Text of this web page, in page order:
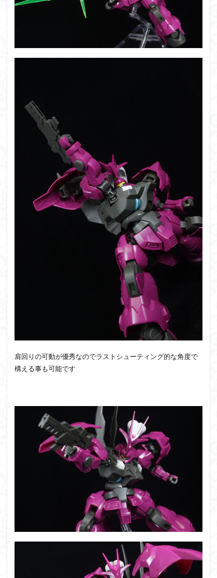
肩回りの可動が優秀なのでラストシューティング的な角度で
構える事も可能です